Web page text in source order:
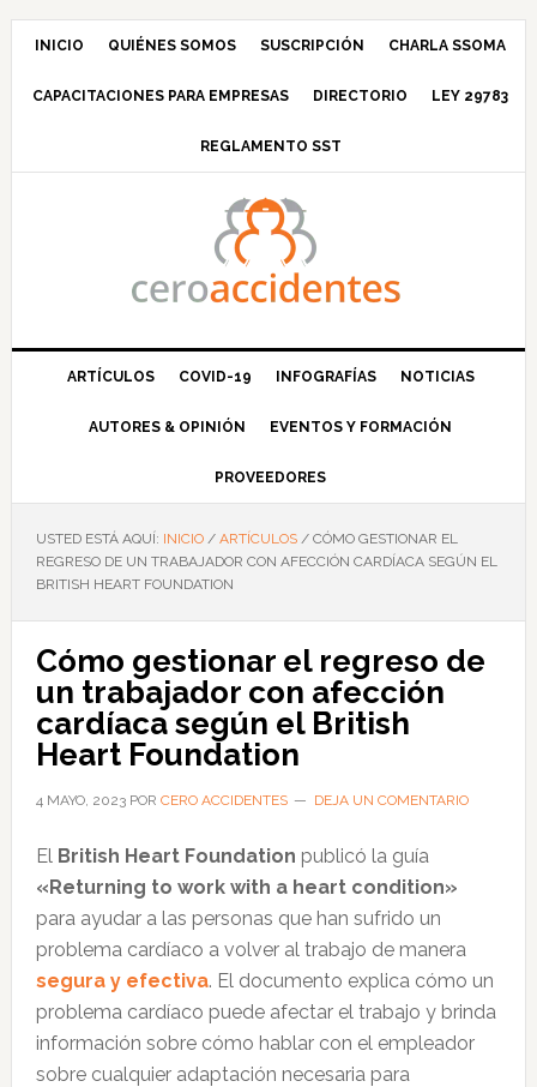
Saltar
navegación
Saltar
principal
Saltar
barra
principal
Saltar
INICIO QUIÉNES SOMOS SUSCRIPCIÓN CHARLA SSOMA
CAPACITACIONES PARA EMPRESAS DIRECTORIO LEY 29783
REGLAMENTO SST
ARTÍCULOS COVID-19 INFOGRAFÍAS NOTICIAS
AUTORES & OPINIÓN EVENTOS Y FORMACIÓN
PROVEEDORES
USTED ESTÁ AQUÍ: INICIO / ARTÍCULOS /CÓMO GESTIONAR EL
REGRESO DE UN TRABAJADOR CON AFECCIÓN CARDÍACA SEGÚN EL
BRITISH HEART FOUNDATION
Cómo gestionar el regreso de
un trabajador con afección
cardíaca según el British
Heart Foundation
4 MAYO, 2023POR CERO ACCIDENTES DEJA UN COMENTARIO
El British Heart Foundation publicó la guía
«Returning to work with a heart condition»
para ayudar a las personas que han sufrido un
problema cardíaco a volver al trabajo de manera
segura y efectiva. El documento explica cómo un
problema cardíaco puede afectar el trabajo y brinda
información sobre cómo hablar con el empleador
sobre cualquier adaptación necesaria para